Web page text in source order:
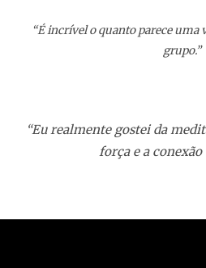
“É incrível o quanto parece uma
grupo.”
“Eu realmente gostei da
força e a conexão